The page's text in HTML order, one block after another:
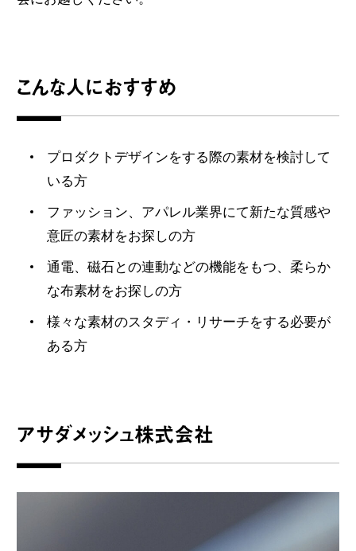
こんな人におすすめ
プロダクトデザインをする際の素材を検討して
いる方
ファッション、アパレル業界にて新たな質感や
意匠の素材をお探しの方
通電、磁石との連動などの機能をもつ、柔らか
な布素材をお探しの方
様々な素材のスタディ・リサーチをする必要が
ある方
アサダメッシュ株式会社